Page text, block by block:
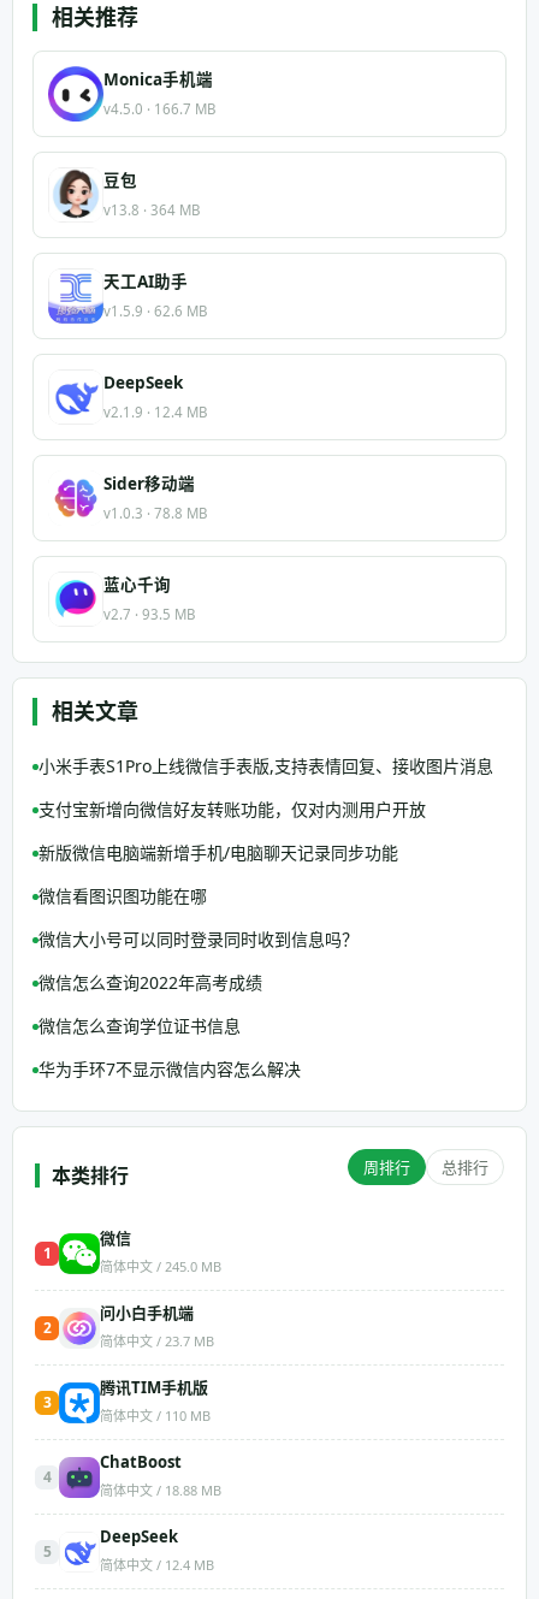
相关推荐
Monica手机端
v4.5.0 · 166.7 MB
豆包
v13.8 · 364 MB
天工AI助手
v1.5.9 · 62.6 MB
DeepSeek
v2.1.9 · 12.4 MB
Sider移动端
v1.0.3 · 78.8 MB
蓝心千询
v2.7 · 93.5 MB
相关文章
小米手表S1Pro上线微信手表版,支持表情回复、接收图片消息
支付宝新增向微信好友转账功能，仅对内测用户开放
新版微信电脑端新增手机/电脑聊天记录同步功能
微信看图识图功能在哪
微信大小号可以同时登录同时收到信息吗？
微信怎么查询2022年高考成绩
微信怎么查询学位证书信息
华为手环7不显示微信内容怎么解决
本类排行 周排行 总排行
1
微信
简体中文 / 245.0 MB
2
问小白手机端
简体中文 / 23.7 MB
3
腾讯TIM手机版
简体中文 / 110 MB
4
ChatBoost
简体中文 / 18.88 MB
5
DeepSeek
简体中文 / 12.4 MB